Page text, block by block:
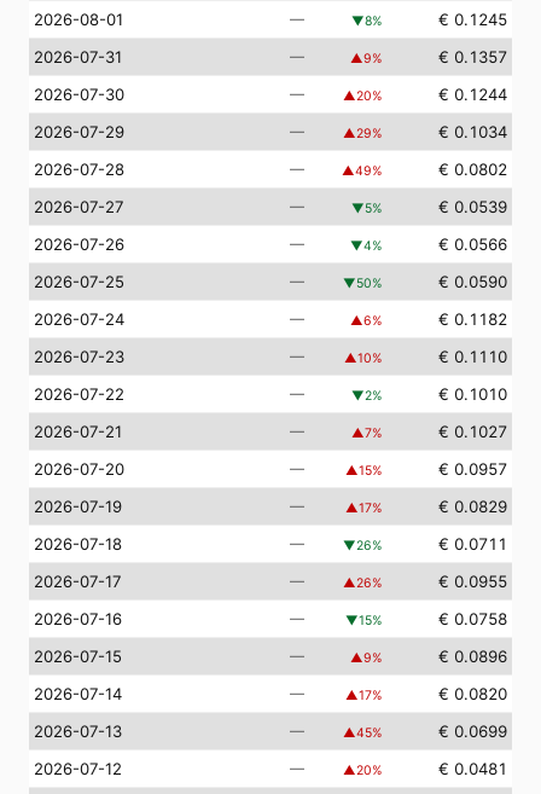
2026-08-01 — ▼8%
€ 0.1245
2026-07-31
— ▲9%
€ 0.1357
2026-07-30
— ▲20%
€ 0.1244
2026-07-29
— ▲29%
€ 0.1034
2026-07-28
— ▲49%
€ 0.0802
2026-07-27
— ▼5%
€ 0.0539
2026-07-26
— ▼4%
€ 0.0566
2026-07-25
— ▼50%
€ 0.0590
2026-07-24
— ▲6%
€ 0.1182
2026-07-23
— ▲10%
€ 0.1110
2026-07-22
— ▼2%
€ 0.1010
2026-07-21
— ▲7%
€ 0.1027
2026-07-20
— ▲15%
€ 0.0957
2026-07-19
— ▲17%
€ 0.0829
2026-07-18
— ▼26%
€ 0.0711
2026-07-17
— ▲26%
€ 0.0955
2026-07-16
— ▼15%
€ 0.0758
2026-07-15
— ▲9%
€ 0.0896
2026-07-14
— ▲17%
€ 0.0820
2026-07-13
— ▲45%
€ 0.0699
2026-07-12
— ▲20%
€ 0.0481